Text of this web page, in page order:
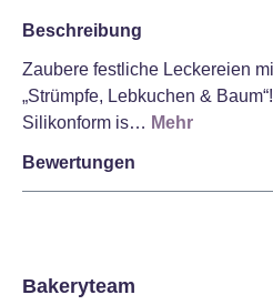
Beschreibung
Zaubere festliche Leckereien
„Strümpfe, Lebkuchen &
Silikonform is… Mehr
Bewertungen
Bakeryteam